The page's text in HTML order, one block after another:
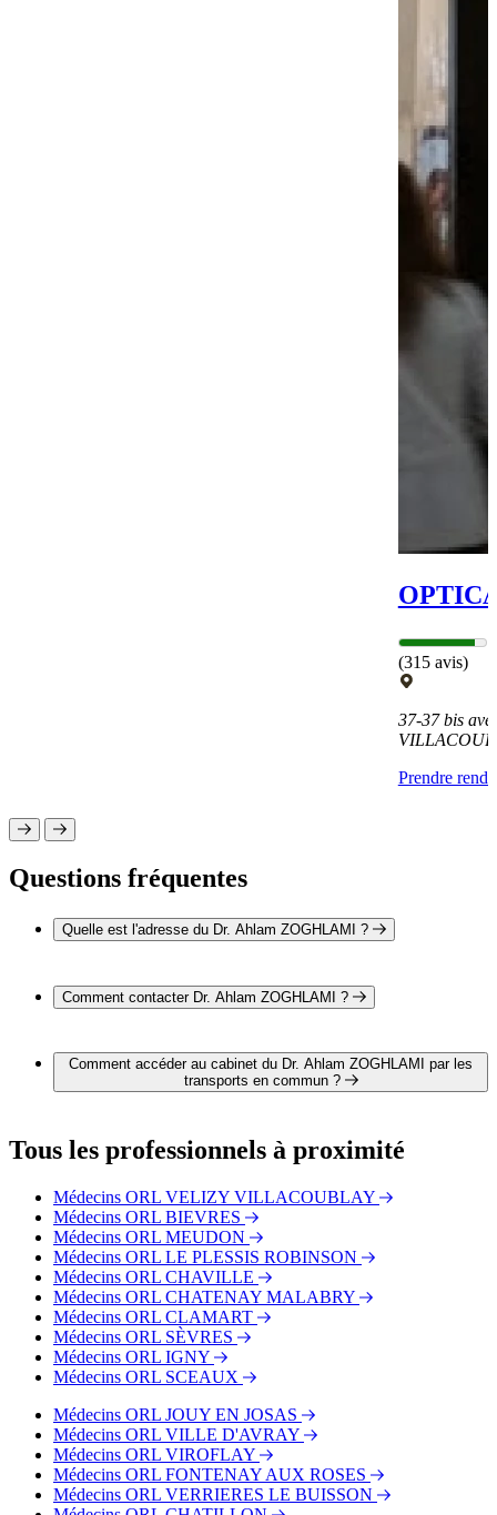
(315 avis)
37-37 bis
Prendre
Questions fréquentes
Quelle est l'adresse du Dr. Ahlam ZOGHLAMI ?
Villacoublay 92360 MEUDON LA FORET
Comment contacter Dr. Ahlam ZOGHLAMI ?
téléphone au 01 41 28 10 02.
Comment accéder au cabinet du Dr. Ahlam ZOGHLAMI par les
transports en commun ?
des arrêts suivants :
Bus - Morane
Bus - Tapis Vert
Tram - Meudon-la-Forêt
Tram - Georges Pompidou
Tram - Georges Millandy
Tous les professionnels à proximité
Médecins ORL VELIZY VILLACOUBLAY
Médecins ORL BIEVRES
Médecins ORL MEUDON
Médecins ORL LE PLESSIS ROBINSON
Médecins ORL CHAVILLE
Médecins ORL CHATENAY MALABRY
Médecins ORL CLAMART
Médecins ORL SÈVRES
Médecins ORL IGNY
Médecins ORL SCEAUX
Médecins ORL JOUY EN JOSAS
Médecins ORL VILLE D'AVRAY
Médecins ORL VIROFLAY
Médecins ORL FONTENAY AUX ROSES
Médecins ORL VERRIERES LE BUISSON